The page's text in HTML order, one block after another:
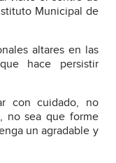
Municipal de
altares en las
hace persistir
con cuidado, no
no sea que forme
un agradable y